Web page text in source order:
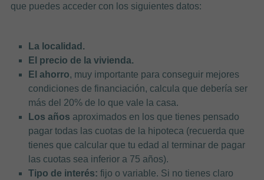
que puedes acceder con los siguientes datos:
La localidad.
El precio de la vivienda.
El ahorro, muy importante para conseguir mejores
condiciones de financiación, calcula que debería ser
más del 20% de lo que vale la casa.
Los años aproximados en los que tienes pensado
pagar todas las cuotas de la hipoteca (recuerda que
tienes que calcular que tu edad al terminar de pagar
las cuotas sea inferior a 75 años).
Tipo de interés: fijo o variable. Si no tienes claro